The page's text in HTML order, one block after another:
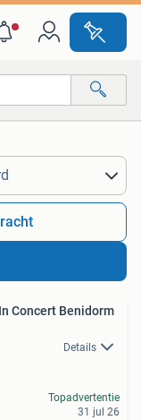
Concert Benidorm
Details
Topadvertentie
31 jul 26